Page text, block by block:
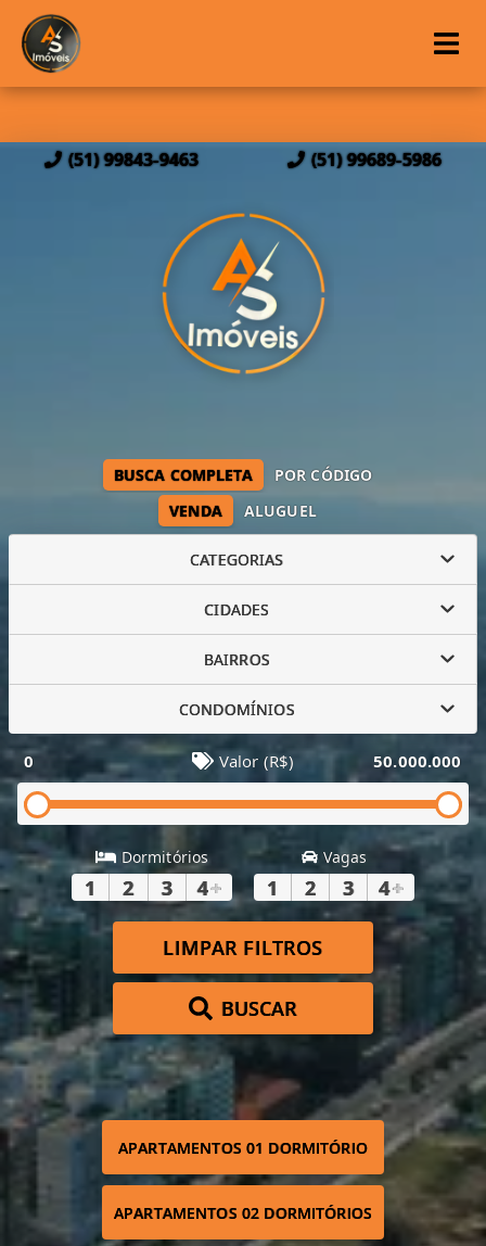
(51) 99843-9463 (51) 99689-5986
VENDA ALUGUEL
BUSCA COMPLETA POR CÓDIGO
CATEGORIAS
CIDADES
BAIRROS
CONDOMÍNIOS
0 Valor (R$) 50.000.000
Dormitórios
1 2 3 4+
Vagas
1 2 3 4+
LIMPAR FILTROS
BUSCAR
APARTAMENTOS 01 DORMITÓRIO
APARTAMENTOS 02 DORMITÓRIOS